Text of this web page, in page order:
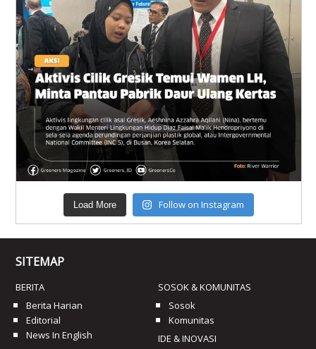
Load More Follow on Instagram
SITEMAP
BERITA
Berita Harian
Editorial
News In English
SOSOK & KOMUNITAS
Sosok
Komunitas
IDE & INOVASI